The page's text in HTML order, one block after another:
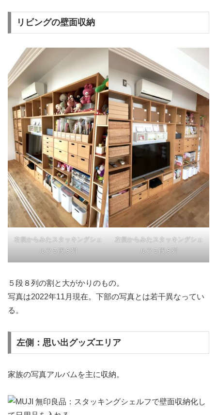
リビングの壁面収納
右側からみたスタッキングシェ
ルフ５段８列
左側からみたスタッキングシェ
ルフ５段８列
５段８列の割と大がかりのもの。
写真は2022年11月現在。下部の写真とは若干異なってい
る。
左側：思い出グッズエリア
家族の写真アルバムを主に収納。